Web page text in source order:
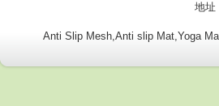
地址
Anti Slip Mesh,Anti slip Mat,Yoga